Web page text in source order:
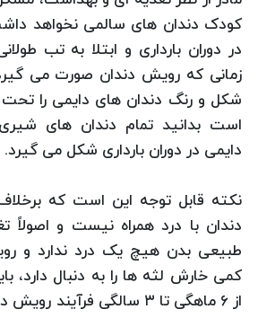
کودک دندان های سالمی نخواهد
در دوران بارداری و ابتلا به تب
زمانی که رویش دندان صورت می
شکل و رنگ دندان های دایمی را تحت
است بدانید تمام دندان های
دایمی در دوران بارداری شکل می گیرد.
نکته قابل توجه این است که
دندان با درد همراه نیست و اصولاً
طبیعی بدن هیچ یک درد ندارد و
کمی خارش لثه ها را به دنبال دارد،
از ۶ ماهگی تا ۳ سالگی